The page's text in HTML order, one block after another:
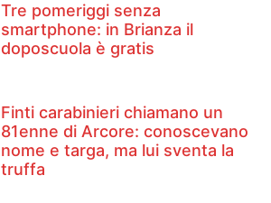
Tre pomeriggi senza
smartphone: in Brianza il
doposcuola è gratis
Finti carabinieri chiamano un
81enne di Arcore: conoscevano
nome e targa, ma lui sventa la
truffa